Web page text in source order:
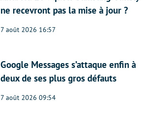
ne recevront pas la mise à jour ?
7 août 2026 16:57
Google Messages s’attaque enfin à
deux de ses plus gros défauts
7 août 2026 09:54